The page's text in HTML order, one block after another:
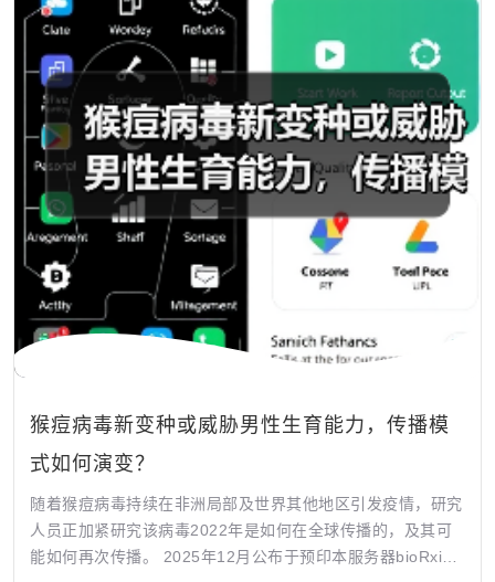
猴痘病毒新变种或威胁男性生育能力，传播模
式如何演变？
随着猴痘病毒持续在非洲局部及世界其他地区引发疫情，研究
人员正加紧研究该病毒2022年是如何在全球传播的，及其可
能如何再次传播。 2025年12月公布于预印本服务器bioRxiv